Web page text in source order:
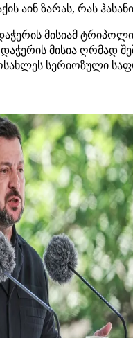
აინ ზარას, რას
მისიამ
მისია ღრმად
სერიოზული